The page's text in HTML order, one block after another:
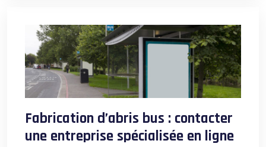
Fabrication d’abris bus : contacter
une entreprise spécialisée en ligne